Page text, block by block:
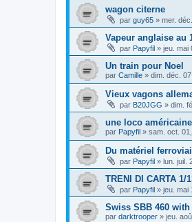
wagon citerne
par guy65 » mer.
Vapeur anglaise au
par Papyfil » jeu. mai
Un train pour Noel
par Camille » dim. déc.
Vieux vagons
par B20JGG » dim.
une loco
par Papyfil » sam. oct.
Du matériel
par Papyfil » lun. juil.
TRENI DI CARTA 1/
par Papyfil » jeu. mai
Swiss SBB 460
par darktrooper » jeu.